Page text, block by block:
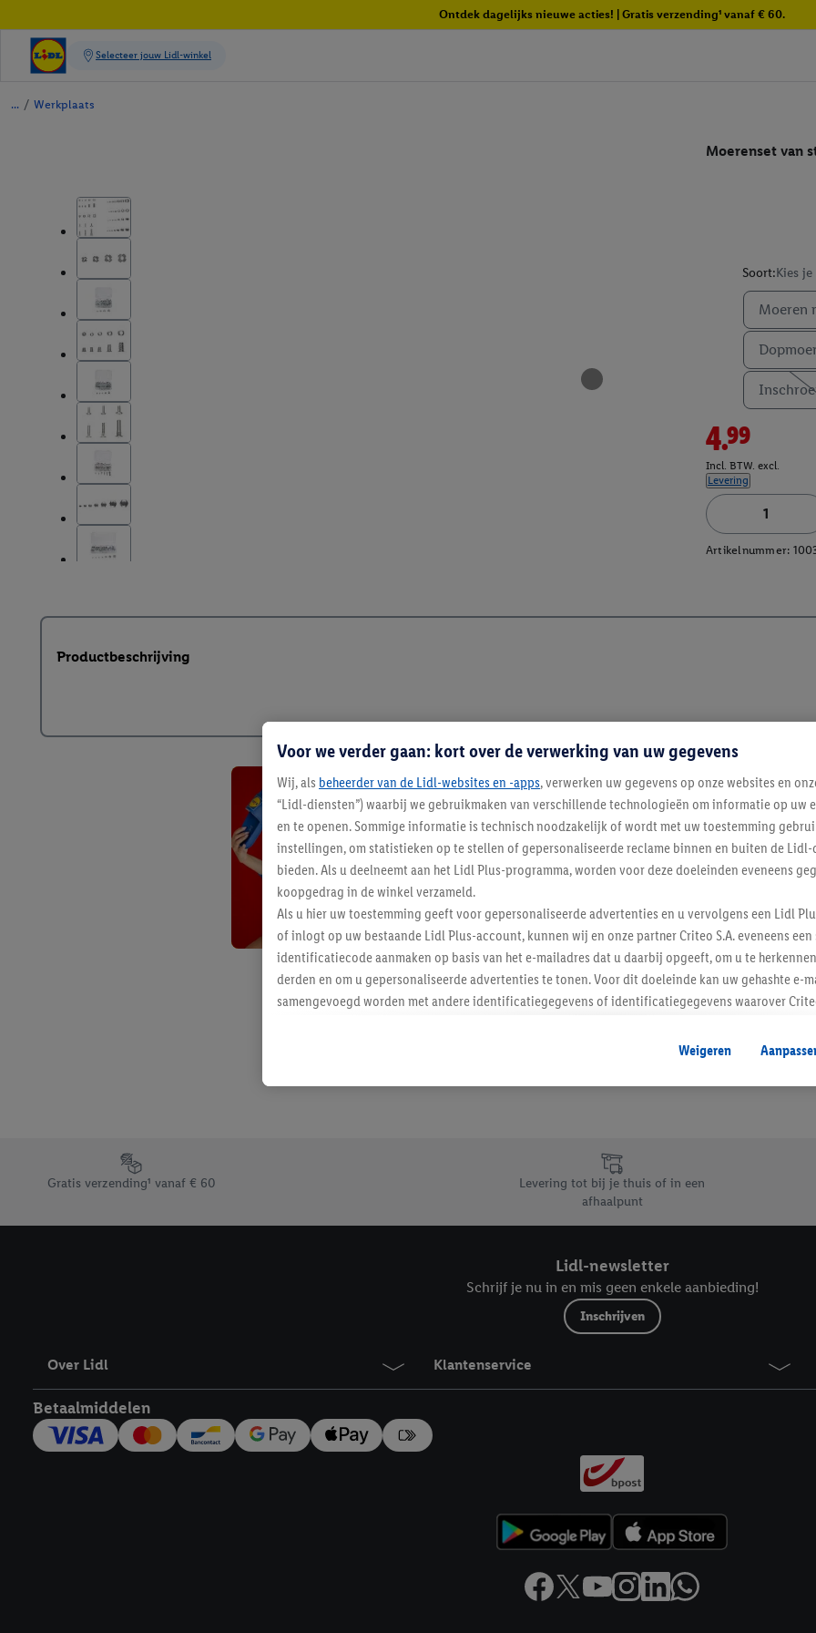
Ontdek dagelijks nieuwe acties! | Gratis verzending¹ vanaf € 60.
/ Werkplaats
Moerenset van
Soort:Kies
Moeren
4.99
Incl. BTW. excl.
Levering
Artikelnummer:
Productbeschrijving
Blijf op de
Schrijf je in op de
Footerelement met de verschillende USPs van Lidl.be
Gratis verzending¹ vanaf € 60
Levering tot bij je thuis of in een
afhaalpunt
Lidl-newsletter
Schrijf je nu in en mis geen enkele aanbieding!
Inschrijven
Over Lidl Klantenservice
Betaalmiddelen
Voor we verder gaan: kort over de verwerking van uw gegevens
Wij, als beheerder van de Lidl-websites en -apps, verwerken uw gegevens op onze websites en
“Lidl-diensten”) waarbij we gebruikmaken van verschillende technologieën om informatie op uw
en te openen. Sommige informatie is technisch noodzakelijk of wordt met uw toestemming
instellingen, om statistieken op te stellen of gepersonaliseerde reclame binnen en buiten de Lidl-
bieden. Als u deelneemt aan het Lidl Plus-programma, worden voor deze doeleinden eveneens
koopgedrag in de winkel verzameld.
Als u hier uw toestemming geeft voor gepersonaliseerde advertenties en u vervolgens een Lidl
of inlogt op uw bestaande Lidl Plus-account, kunnen wij en onze partner Criteo S.A. eveneens
identificatiecode aanmaken op basis van het e-mailadres dat u daarbij opgeeft, om u te
derden en om u gepersonaliseerde advertenties te tonen. Voor dit doeleinde kan uw gehashte e-
samengevoegd worden met andere identificatiegegevens of identificatiegegevens waarover
Als u hiermee akkoord gaat, kunnen advertenties in het kader van retargeting, d.w.z. advertenties
u interesse hebt getoond (bijvoorbeeld door het product in de webshop aan uw winkelmandje
niet te kopen), ook op verschillende apparaten en verschillende Lidl-diensten worden
Onder “Aanpassen” kunt u individuele doeleinden toestaan en meer informatie vinden over de
Door op “weigeren” te klikken, kunt u alleen het gebruik van de noodzakelijke technologieën
“aanvaarden” te klikken, stemt u in met alle verwerkingen voor alle bovengenoemde doeleinden.
Weigeren